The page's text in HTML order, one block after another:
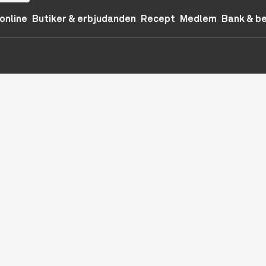
Butiker & erbjudanden Recept Medlem Bank &